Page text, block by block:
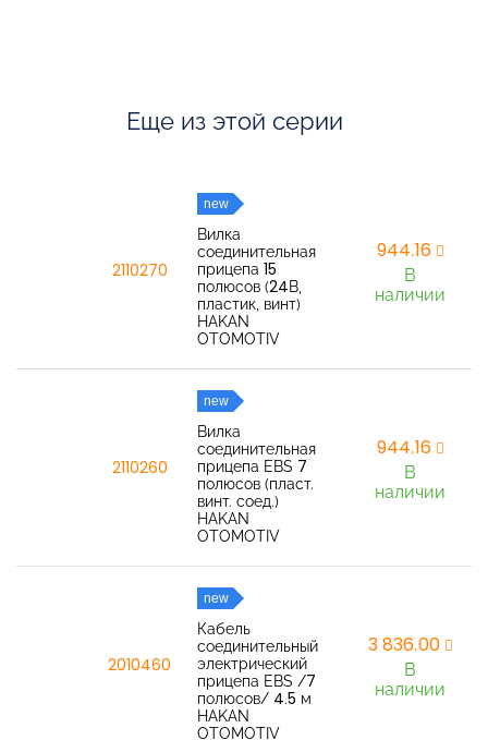
Еще из этой серии
2110270
new
Вилка
соединительная
прицепа 15
полюсов (24В,
пластик, винт)
HAKAN
OTOMOTIV
944,16
В
наличии
2110260
new
Вилка
соединительная
прицепа EBS 7
полюсов (пласт.
винт. соед.)
HAKAN
OTOMOTIV
944,16
В
наличии
2010460
new
Кабель
соединительный
электрический
прицепа EBS /7
полюсов/ 4.5 м
HAKAN
OTOMOTIV
3 836,00
В
наличии